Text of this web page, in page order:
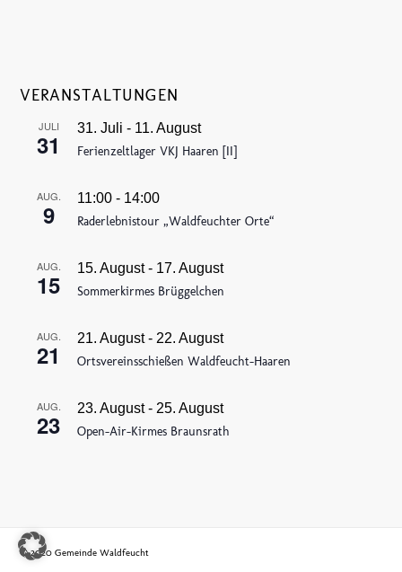
VERANSTALTUNGEN
JULI
31
31. Juli - 11. August
Ferienzeltlager VKJ Haaren [II]
AUG.
9
11:00 - 14:00
Raderlebnistour „Waldfeuchter Orte“
AUG.
15
15. August- 17. August
Sommerkirmes Brüggelchen
AUG.
21
21. August- 22. August
Ortsvereinsschießen Waldfeucht-Haaren
AUG.
23
23. August- 25. August
Open-Air-Kirmes Braunsrath
© 2020 Gemeinde Waldfeucht